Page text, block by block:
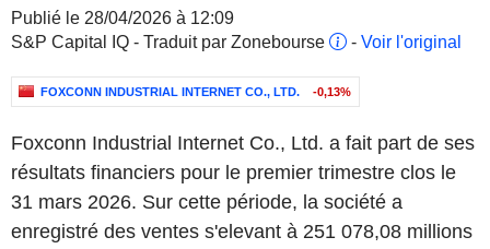
Publié le 28/04/2026 à 12:09
S&P Capital IQ - Traduit par Zonebourse
- Voir l'original
FOXCONN INDUSTRIAL INTERNET CO., LTD. -0,13%
Foxconn Industrial Internet Co., Ltd. a fait part de ses
résultats financiers pour le premier trimestre clos le
31 mars 2026. Sur cette période, la société a
enregistré des ventes s'elevant à 251 078,08 millions